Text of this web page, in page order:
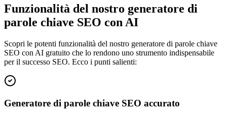
Funzionalità del nostro generatore di
parole chiave SEO con AI
Scopri le potenti funzionalità del nostro generatore di parole chiave
SEO con AI gratuito che lo rendono uno strumento indispensabile
per il successo SEO. Ecco i punti salienti:
Generatore di parole chiave SEO accurato